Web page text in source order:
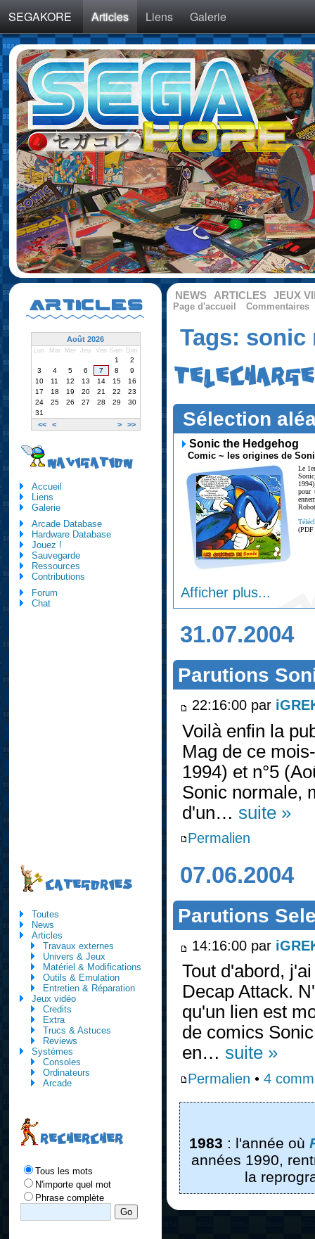
SEGAKORE Articles Liens Galerie
NEWS ARTICLES JEUX
Page d'accueil Commentaires
Tags: sonic
Sélection
Sonic the Hedgehog
Comic ~ les origines de
Le
pour
Afficher plus...
31.07.2004
Parutions
22:16:00 par
Voilà enfin la
Mag de ce
1994) et n°5
Sonic normale,
d'un… suite »
Permalien
07.06.2004
Parutions
14:16:00 par
Tout d'abord,
Decap Attack.
qu'un lien est
de comics
en… suite »
Permalien •4
1983 : l'année où
années 1990,
la
ARTICLES
Août 2026
Lun Mar Mer Jeu Ven Sam Dim
<< < > >>
1
2
3
4 5 6 7 8
9
10
11 12 13 14 15
16
17
18 19 20 21 22
23
24
25 26 27 28 29
30
31
NAVIGATION
Accueil
Liens
Galerie
Arcade Database
Hardware Database
Jouez !
Sauvegarde
Ressources
Contributions
Forum
Chat
CATEGORIES
Toutes
News
Articles
Travaux externes
Univers & Jeux
Matériel & Modifications
Outils & Emulation
Entretien & Réparation
Jeux vidéo
Credits
Extra
Trucs & Astuces
Reviews
Systèmes
Consoles
Ordinateurs
Arcade
RECHERCHER
Tous les mots
N'importe quel mot
Phrase complète